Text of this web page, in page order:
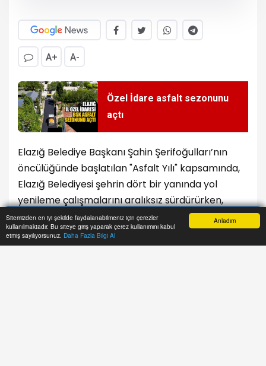
Anladım
Sitemizden en iyi şekilde faydalanabilmeniz için çerezler
kullanılmaktadır. Bu siteye giriş yaparak çerez kullanımını kabul
etmiş sayılıyorsunuz. Daha Fazla Bilgi Al
A+ A-
Özel İdare asfalt sezonunu
açtı
Elazığ Belediye Başkanı Şahin Şerifoğulları’nın
öncülüğünde başlatılan "Asfalt Yılı" kapsamında,
Elazığ Belediyesi şehrin dört bir yanında yol
yenileme çalışmalarını aralıksız sürdürürken,
Elazığ Belediyesi Ulaşım Müdürlüğü ekipleri
tarafından, trafik düzenleme çalışmaları
yürütülüyor.
Anasayfa Yazarlar Haber Ara İhbar Hattı Menu